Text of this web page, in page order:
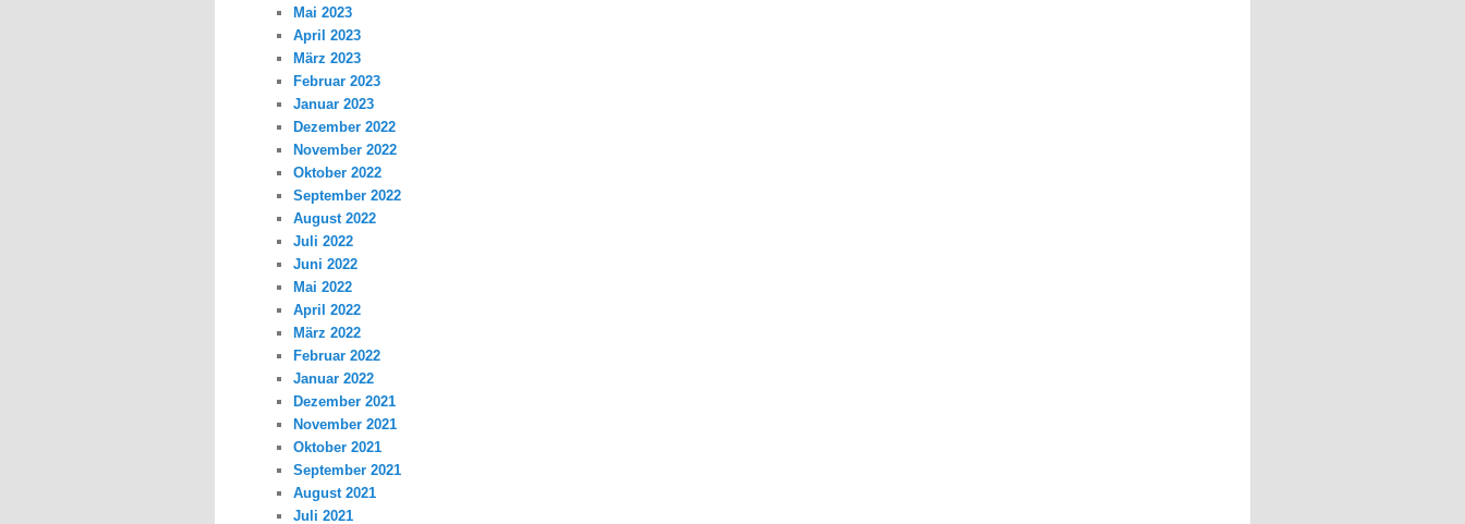
Mai 2023
April 2023
März 2023
Februar 2023
Januar 2023
Dezember 2022
November 2022
Oktober 2022
September 2022
August 2022
Juli 2022
Juni 2022
Mai 2022
April 2022
März 2022
Februar 2022
Januar 2022
Dezember 2021
November 2021
Oktober 2021
September 2021
August 2021
Juli 2021